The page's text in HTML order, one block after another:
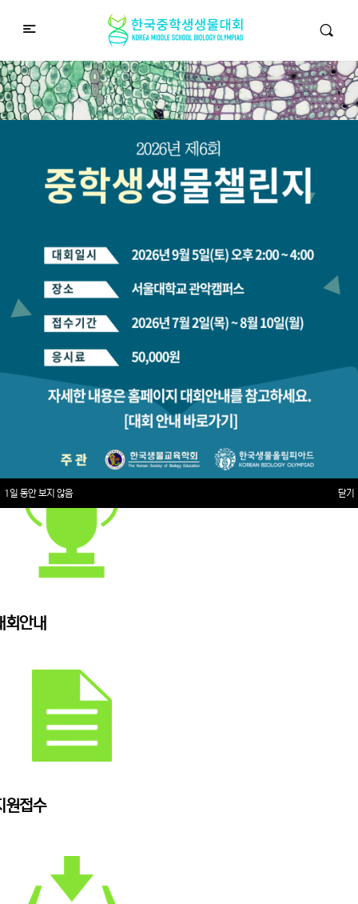
중학생생물챌린지
Middle School Korea Biology Olympiad
2026 대회 접수 안내
회안내
원접수
1일 동안 보지 않음 닫기